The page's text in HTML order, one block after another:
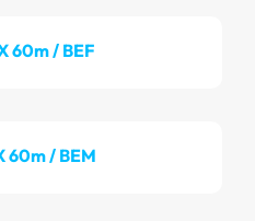
60m / BEF
60m / BEM